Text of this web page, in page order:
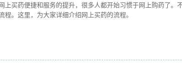
上买药便捷和服务的提升，很多人都开始习惯于网上购药了。
程。这里，为大家详细介绍网上买药的流程。